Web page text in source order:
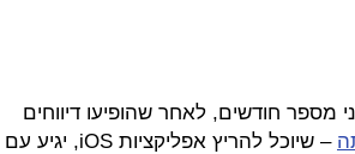
מספר חודשים, לאחר שהופיעו דיווחים
– שיוכל להריץ אפליקציות iOS, יגיע עם